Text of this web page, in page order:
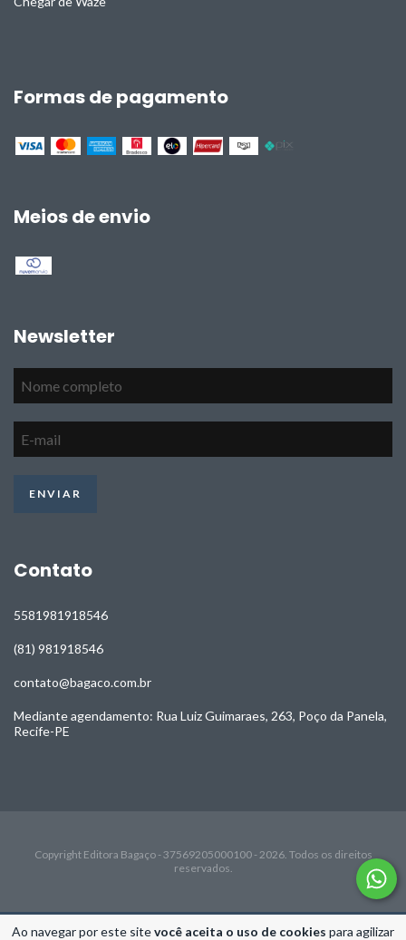
Ao navegar por este sitevocê aceita o uso de cookies para agilizar
Formas de pagamento
Meios de envio
Newsletter
Contato
5581981918546
(81) 981918546
contato@bagaco.com.br
Mediante agendamento: Rua Luiz Guimaraes, 263, Poço da Panela,
Recife-PE
Copyright Editora Bagaço - 37569205000100 - 2026. Todos os direitos
reservados.